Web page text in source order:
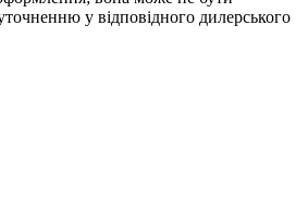
у відповідного дилерського